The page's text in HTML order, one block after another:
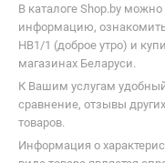
В каталоге Shop.by
информацию,
НВ1/1 (доброе утро) и
магазинах Беларуси.
К Вашим услугам
сравнение, отзывы
товаров.
Информация о